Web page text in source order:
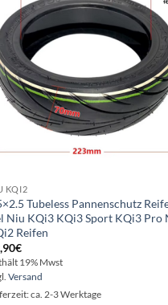
KQI2
Tubeless Pannenschutz
Niu KQi3 KQi3 Sport KQi3 Pro
Reifen
€
19% Mwst
Versand
ca. 2-3 Werktage